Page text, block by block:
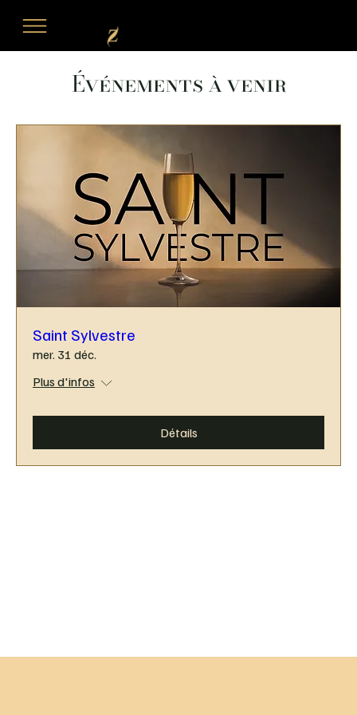
Événements à venir
Saint Sylvestre
mer. 31 déc.
Plus d'infos
Détails